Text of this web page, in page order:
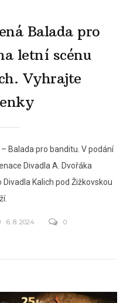
Balada pro
letní scénu
Vyhrajte
Balada pro banditu. V podání
Divadla A. Dvořáka
Kalich pod Žižkovskou
6. 8. 2024 0